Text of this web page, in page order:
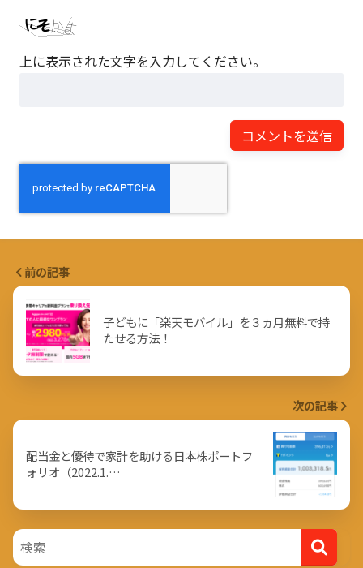
上に表示された文字を入力してください。
前の記事
子どもに「楽天モバイル」を３ヵ月無料で持
たせる方法！
次の記事
配当金と優待で家計を助ける日本株ポートフ
ォリオ（2022.1.…